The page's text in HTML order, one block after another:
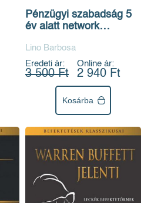
Pénzügyi szabadság 5
év alatt network
Lino Barbosa
Eredeti ár:
3 500 Ft
Online ár:
2 940 Ft
Kosárba